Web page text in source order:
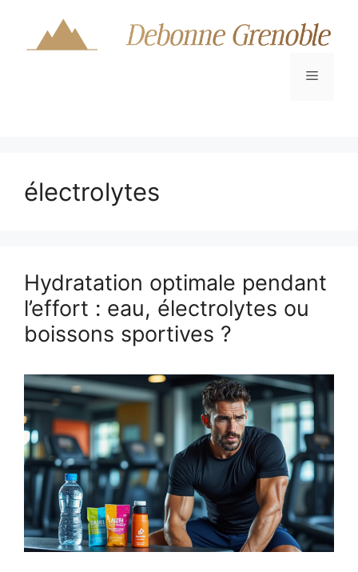
contenu
Menu
électrolytes
Hydratation optimale pendant
l’effort : eau, électrolytes ou
boissons sportives ?